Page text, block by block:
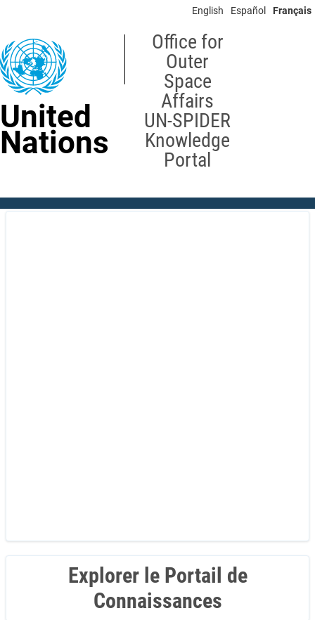
content
English Español Français
United
Nations
Office for
Outer
Space
Affairs
UN-SPIDER
Knowledge
Portal
Explorer le Portail de
Connaissances